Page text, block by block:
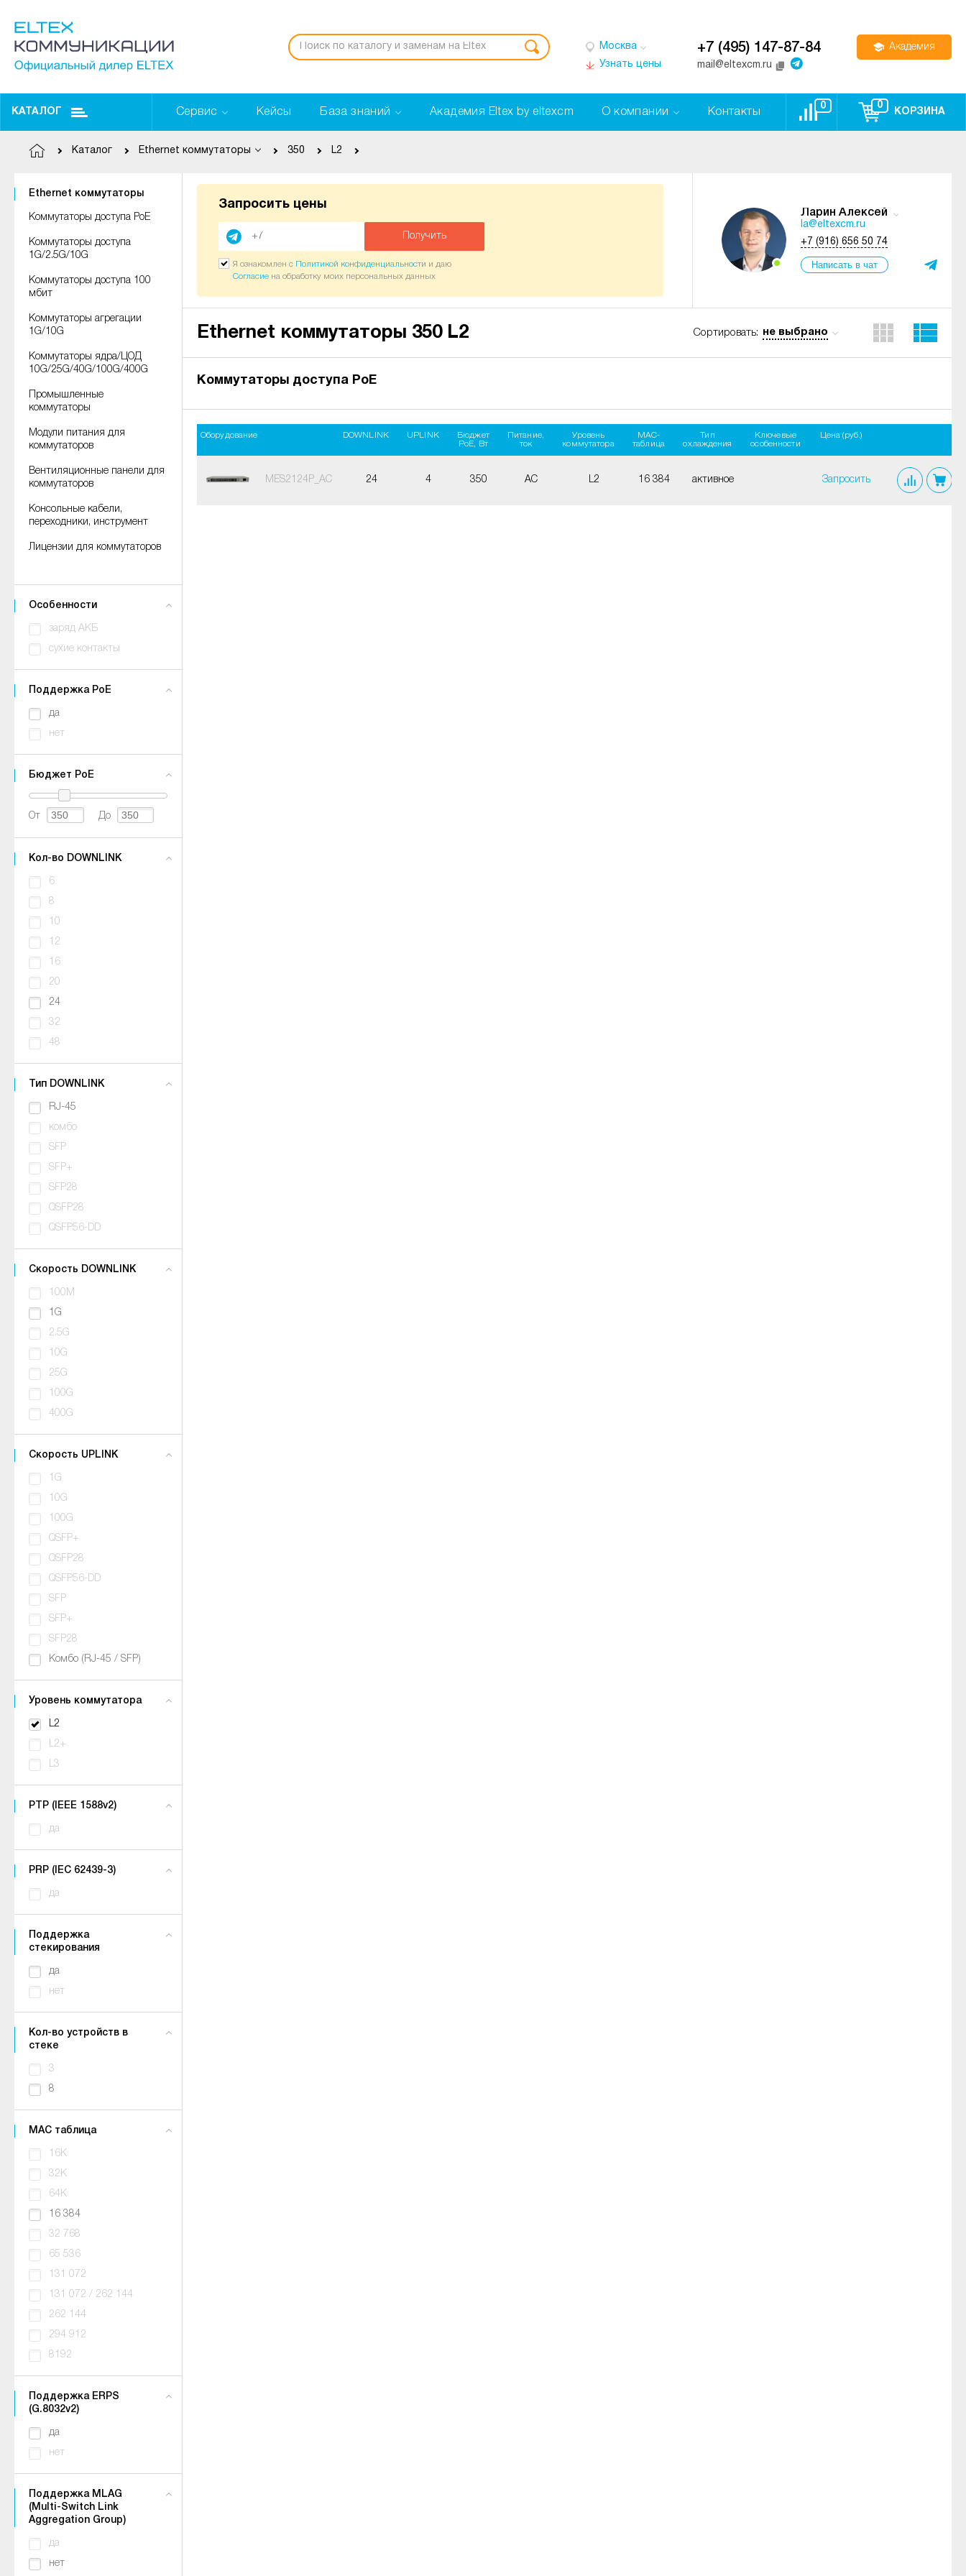
Москва
Узнать цены
+7 (495) 147-87-84
mail@eltexcm.ru
Академия
КАТАЛОГ Сервис Кейсы База знаний Академия Eltex by eltexcm О компании Контакты
0 0
КОРЗИНА
Каталог Ethernet коммутаторы 350 L2
Ethernet коммутаторы
Коммутаторы доступа PoE
Коммутаторы доступа
1G/2.5G/10G
Коммутаторы доступа 100
мбит
Коммутаторы агрегации
1G/10G
Коммутаторы ядра/ЦОД
10G/25G/40G/100G/400G
Промышленные
коммутаторы
Модули питания для
коммутаторов
Вентиляционные панели для
коммутаторов
Консольные кабели,
переходники, инструмент
Лицензии для коммутаторов
Особенности
заряд АКБ
сухие контакты
Поддержка PoE
да
нет
Бюджет PoE
От До
Кол-во DOWNLINK
6
8
10
12
16
20
24
32
48
Тип DOWNLINK
RJ-45
комбо
SFP
SFP+
SFP28
QSFP28
QSFP56-DD
Скорость DOWNLINK
100M
1G
2.5G
10G
25G
100G
400G
Скорость UPLINK
1G
10G
100G
QSFP+
QSFP28
QSFP56-DD
SFP
SFP+
SFP28
Комбо (RJ-45 / SFP)
Уровень коммутатора
L2
L2+
L3
PTP (IEEE 1588v2)
да
PRP (IEC 62439-3)
да
Поддержка
стекирования
да
нет
Кол-во устройств в
стеке
3
8
MAC таблица
16K
32K
64K
16 384
32 768
65 536
131 072
131 072 / 262 144
262 144
294 912
8192
Поддержка ERPS
(G.8032v2)
да
нет
Поддержка MLAG
(Multi-Switch Link
Aggregation Group)
да
нет
Запросить цены
Получить
Я ознакомлен с Политикой конфиденциальности и даю
Согласие на обработку моих персональных данных
Ларин Алексей
la@eltexcm.ru
+7 (916) 656 50 74
Написать в чат
Ethernet коммутаторы 350 L2 Сортировать: не выбрано
Коммутаторы доступа PoE
Оборудование DOWNLINK UPLINK
Бюджет
PoE, Вт
Питание,
ток
Уровень
коммутатора
MAC-
таблица
Тип
охлаждения
Ключевые
особенности
Цена (руб.)
MES2124P_AC 24 4 350 AC L2 16 384 активное Запросить